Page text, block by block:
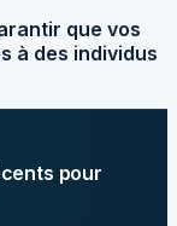
que vos
à des individus
pour